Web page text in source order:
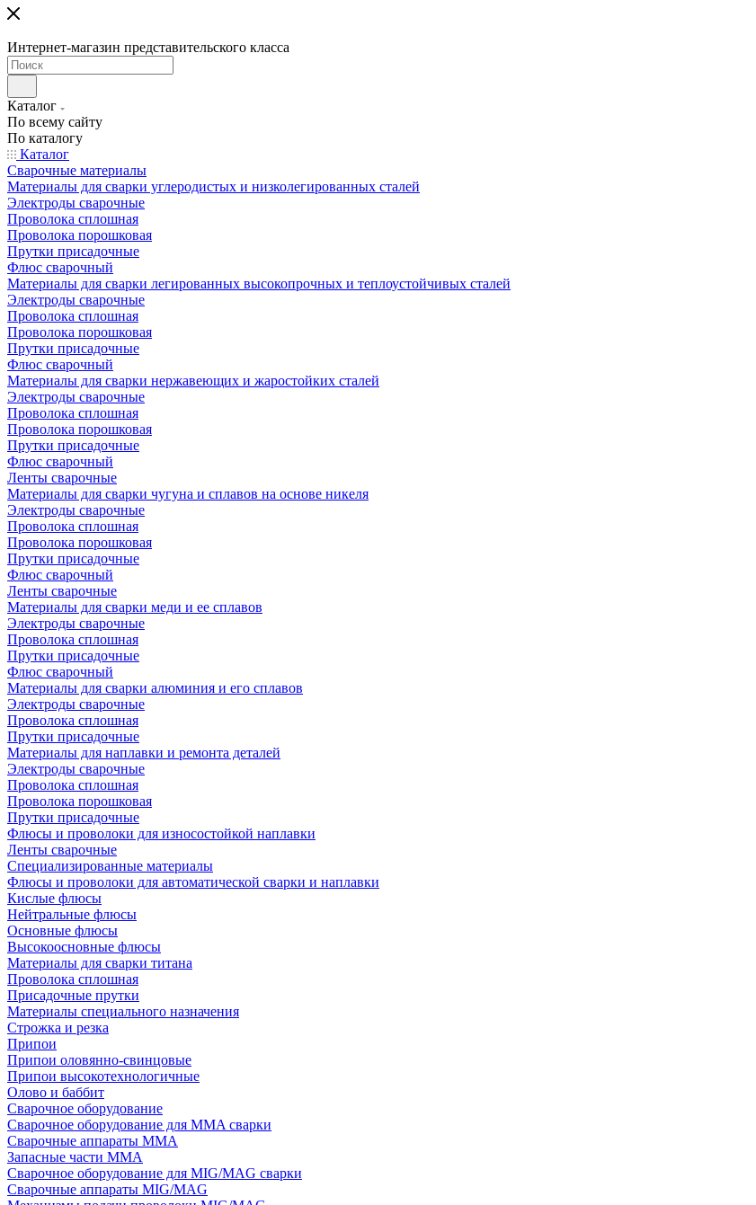
Интернет-магазин представительского класса
Каталог
По всему сайту
По каталогу
Каталог
Сварочные материалы
Материалы для сварки углеродистых и низколегированных сталей
Электроды сварочные
Проволока сплошная
Проволока порошковая
Прутки присадочные
Флюс сварочный
Материалы для сварки легированных высокопрочных и теплоустойчивых сталей
Электроды сварочные
Проволока сплошная
Проволока порошковая
Прутки присадочные
Флюс сварочный
Материалы для сварки нержавеющих и жаростойких сталей
Электроды сварочные
Проволока сплошная
Проволока порошковая
Прутки присадочные
Флюс сварочный
Ленты сварочные
Материалы для сварки чугуна и сплавов на основе никеля
Электроды сварочные
Проволока сплошная
Проволока порошковая
Прутки присадочные
Флюс сварочный
Ленты сварочные
Материалы для сварки меди и ее сплавов
Электроды сварочные
Проволока сплошная
Прутки присадочные
Флюс сварочный
Материалы для сварки алюминия и его сплавов
Электроды сварочные
Проволока сплошная
Прутки присадочные
Материалы для наплавки и ремонта деталей
Электроды сварочные
Проволока сплошная
Проволока порошковая
Прутки присадочные
Флюсы и проволоки для износостойкой наплавки
Ленты сварочные
Специализированные материалы
Флюсы и проволоки для автоматической сварки и наплавки
Кислые флюсы
Нейтральные флюсы
Основные флюсы
Высокоосновные флюсы
Материалы для сварки титана
Проволока сплошная
Присадочные прутки
Материалы специального назначения
Строжка и резка
Припои
Припои оловянно-свинцовые
Припои высокотехнологичные
Олово и баббит
Сварочное оборудование
Сварочное оборудование для MMA сварки
Сварочные аппараты MMA
Запасные части MMA
Сварочное оборудование для MIG/MAG сварки
Сварочные аппараты MIG/MAG